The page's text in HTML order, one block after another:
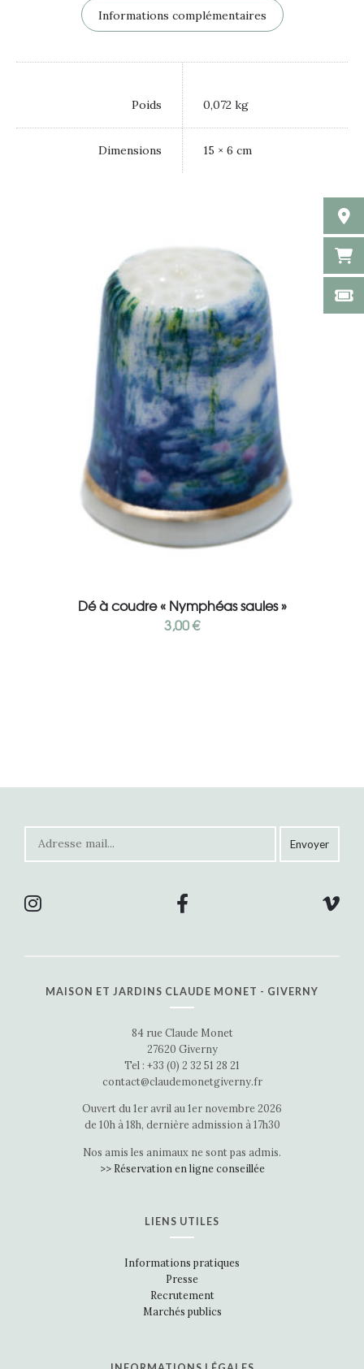
Informations complémentaires
Poids 0,072 kg
Dimensions 15 × 6 cm
Dé à coudre « Nymphéas saules »
3,00€
MAISON ET JARDINS CLAUDE MONET - GIVERNY
84 rue Claude Monet
27620 Giverny
Tel : +33 (0) 2 32 51 28 21
contact@claudemonetgiverny.fr
Ouvert du 1er avril au 1er novembre 2026
de 10h à 18h, dernière admission à 17h30
Nos amis les animaux ne sont pas admis.
>> Réservation en ligne conseillée
LIENS UTILES
Informations pratiques
Presse
Recrutement
Marchés publics